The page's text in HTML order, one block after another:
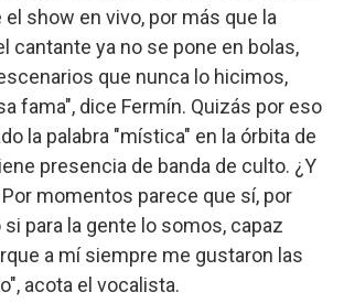
show en vivo, por más que la
cantante ya no se pone en bolas,
que nunca lo hicimos,
fama", dice Fermín. Quizás por eso
la palabra "mística" en la órbita de
presencia de banda de culto. ¿Y
momentos parece que sí, por
para la gente lo somos, capaz
a mí siempre me gustaron las
acota el vocalista.